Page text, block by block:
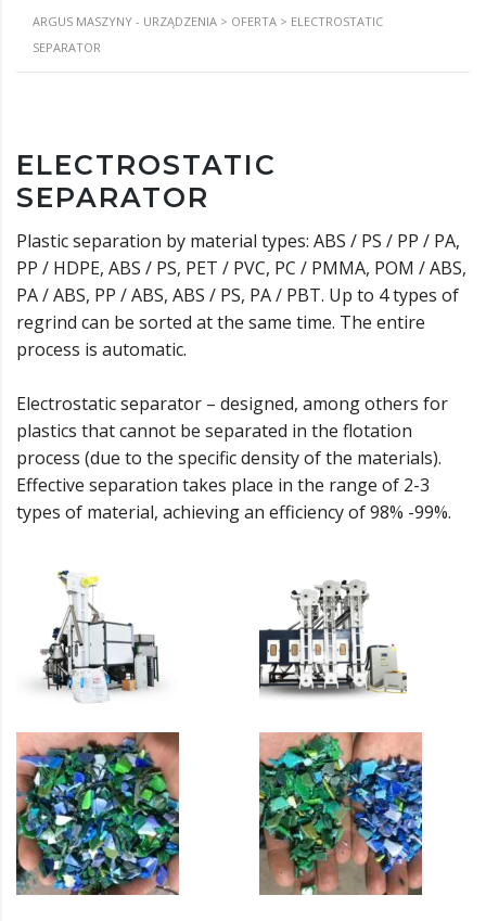
ARGUS MASZYNY - URZĄDZENIA > OFERTA > ELECTROSTATIC
SEPARATOR
ELECTROSTATIC
SEPARATOR
Plastic separation by material types: ABS / PS / PP / PA,
PP / HDPE, ABS / PS, PET / PVC, PC / PMMA, POM / ABS,
PA / ABS, PP / ABS, ABS / PS, PA / PBT. Up to 4 types of
regrind can be sorted at the same time. The entire
process is automatic.
Electrostatic separator – designed, among others for
plastics that cannot be separated in the flotation
process (due to the specific density of the materials).
Effective separation takes place in the range of 2-3
types of material, achieving an efficiency of 98% -99%.